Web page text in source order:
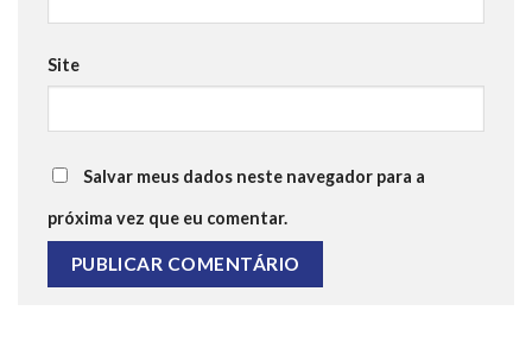
Site
Salvar meus dados neste navegador para a
próxima vez que eu comentar.